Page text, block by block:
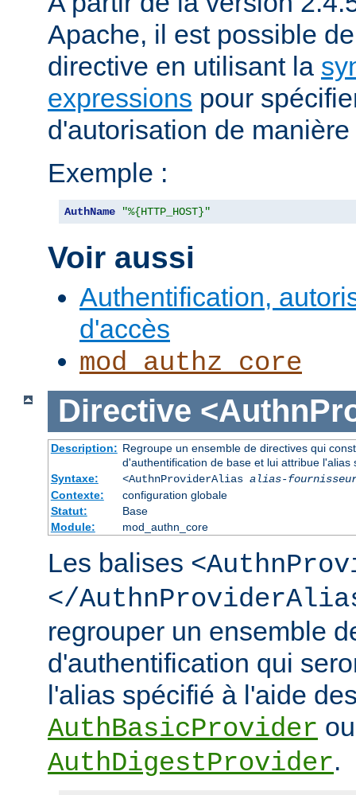
Apache, il est possible
directive en utilisant la
expressions pour
d'autorisation de
Exemple :
AuthName "%{HTTP_HOST}"
Voir aussi
Authentification,
d'accès
mod_authz_core
Directive
Description: Regroupe un ensemble de directives qui
d'authentification de base et lui attribue l'alias
Syntaxe:
<AuthnProviderAlias alias-
Contexte:
configuration globale
Statut:
Base
Module:
mod_authn_core
Les balises
</
regrouper un ensemble
d'authentification qui
l'alias spécifié à l'aide
AuthBasicProvider ou
AuthDigestProvider.